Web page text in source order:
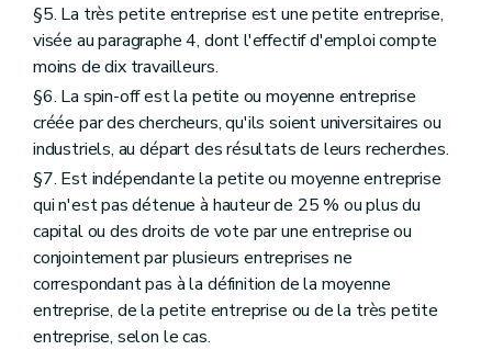
§5. La très petite entreprise est une petite entreprise,
visée au paragraphe 4, dont l'effectif d'emploi compte
moins de dix travailleurs.
§6. La spin-off est la petite ou moyenne entreprise
créée par des chercheurs, qu'ils soient universitaires ou
industriels, au départ des résultats de leurs recherches.
§7. Est indépendante la petite ou moyenne entreprise
qui n'est pas détenue à hauteur de 25 % ou plus du
capital ou des droits de vote par une entreprise ou
conjointement par plusieurs entreprises ne
correspondant pas à la définition de la moyenne
entreprise, de la petite entreprise ou de la très petite
entreprise, selon le cas.